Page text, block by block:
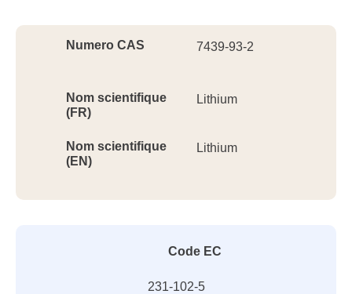
Numero CAS 7439-93-2
Nom scientifique
(FR)
Lithium
Nom scientifique
(EN)
Lithium
Code EC
231-102-5